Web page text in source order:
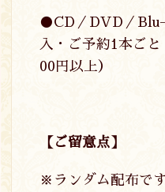
●CD／DVD／
入・ご予約1本ご
00円以上）
【ご留意点】
※ランダム配布で